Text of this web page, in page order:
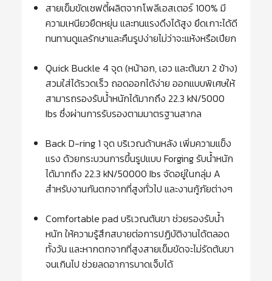
สายเข็มขัดเซฟตี้ผลิตจากโพลีเอสเตอร์ 100% มี
ความเหนียวยืดหยุ่น และทนแรงดึงได้สูง ยึดเกาะได้ดี
ทนทานดูแลรักษาและคืนรูปง่ายไม่ว่าจะแห้งหรือเปียก
Quick Buckle 4 จุด (หน้าอก, เอว และต้นขา 2 ข้าง)
สวมใส่ได้รวดเร็ว ถอดออกได้ง่าย ออกแบบพิเศษให้
สามารถรองรับน้ำหนักได้มากถึง 22.3 kN/5000
Ibs ซึ่งผ่านการรับรองตามมาตรฐานสากล
Back D-ring 1 จุด บริเวณด้านหลัง เพิ่มความแข็ง
แรง ด้วยกระบวนการขึ้นรูปแบบ Forging รับน้ำหนัก
ได้มากถึง 22.3 kN/50000 Ibs จัดอยู่ในกลุ่ม A
สำหรับงานกันตกจากที่สูงทั่วไป และงานกู้ภัยต่างๆ
Comfortable pad บริเวณต้นขา ช่วยรองรับน้ำ
หนัก ให้ความรู้สึกสบายต่อการปฏิบัติงานได้ตลอด
ทั้งวัน และหากตกจากที่สูงสายเข็มขัดจะไม่รัดต้นขา
จนเกินไป ช่วยลดอาการบาดเจ็บได้